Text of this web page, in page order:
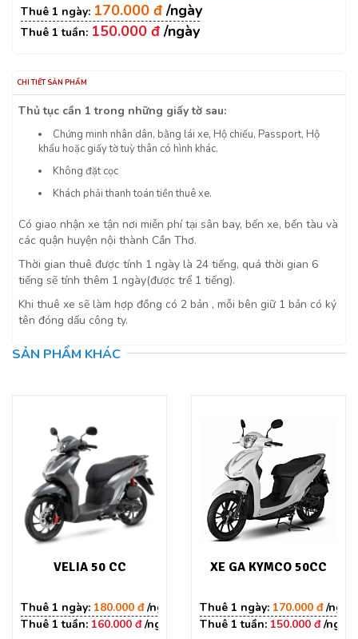
170.000 đ
150.000 đ
CHI TIẾT SẢN PHẨM
Thủ tục cần 1 trong những giấy tờ sau:
Chứng minh nhân dân, bằng lái xe, Hộ chiếu, Passport, Hộ
khẩu hoặc giấy tờ tuỳ thân có hình khác.
Không đặt cọc
Khách phải thanh toán tiền thuê xe.
Có giao nhận xe tận nơi miễn phí tại sân bay, bến xe, bến tàu và
các quận huyện nội thành Cần Thơ.
Thời gian thuê được tính 1 ngày là 24 tiếng, quá thời gian 6
tiếng sẽ tính thêm 1 ngày(được trể 1 tiếng).
Khi thuê xe sẽ làm hợp đồng có 2 bản , mỗi bên giữ 1 bản có ký
tên đóng dấu công ty.
SẢN PHẨM KHÁC
VELIA 50 CC
180.000 đ
160.000 đ
XE GA KYMCO 50CC
170.000 đ
150.000 đ